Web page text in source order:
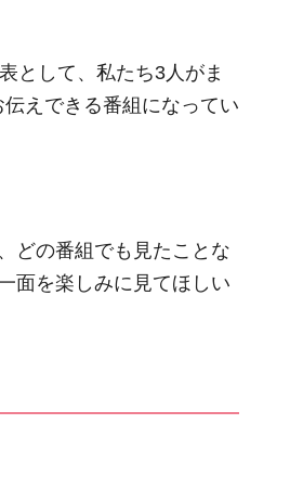
として、私たち3人がま
えできる番組になってい
どの番組でも見たことな
面を楽しみに見てほしい